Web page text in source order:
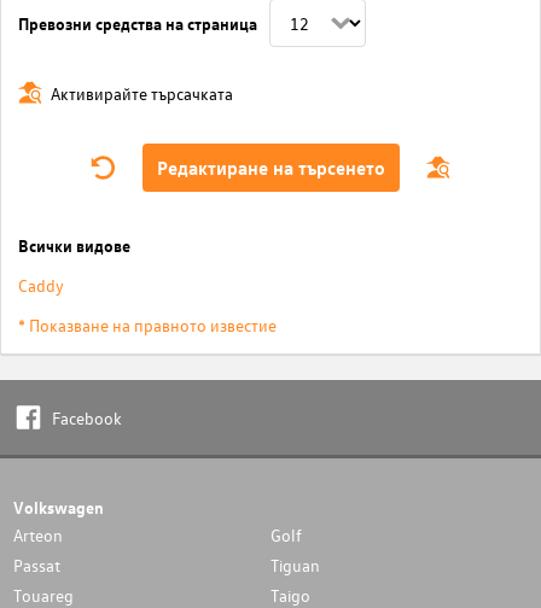
Превозни средства на страница
Активирайте търсачката
Редактиране на търсенето
Всички видове
Caddy
* Показване на правното известие
Facebook
Volkswagen
Arteon
Golf
Passat
Tiguan
Touareg
Taigo